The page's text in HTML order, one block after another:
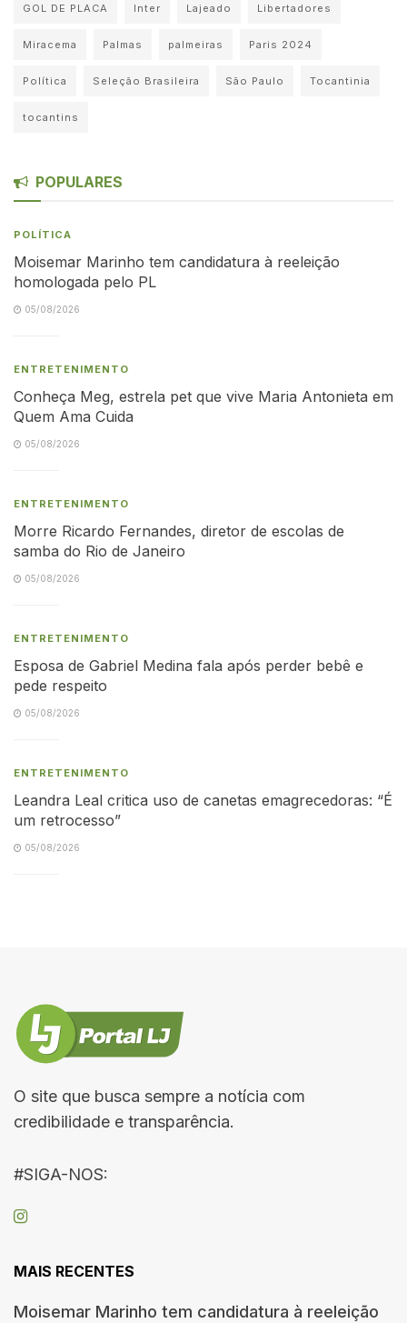
GOL DE PLACA Inter Lajeado Libertadores
Miracema Palmas palmeiras Paris 2024
Política Seleção Brasileira São Paulo Tocantinia
tocantins
POPULARES
POLÍTICA
Moisemar Marinho tem candidatura à reeleição
homologada pelo PL
05/08/2026
ENTRETENIMENTO
Conheça Meg, estrela pet que vive Maria Antonieta em
Quem Ama Cuida
05/08/2026
ENTRETENIMENTO
Morre Ricardo Fernandes, diretor de escolas de
samba do Rio de Janeiro
05/08/2026
ENTRETENIMENTO
Esposa de Gabriel Medina fala após perder bebê e
pede respeito
05/08/2026
ENTRETENIMENTO
Leandra Leal critica uso de canetas emagrecedoras: “É
um retrocesso”
05/08/2026
O site que busca sempre a notícia com
credibilidade e transparência.
#SIGA-NOS:
MAIS RECENTES
Moisemar Marinho tem candidatura à reeleição